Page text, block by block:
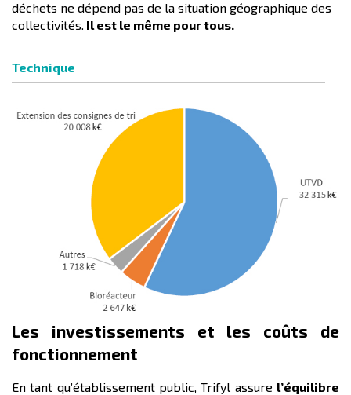
déchets ne dépend pas de la situation géographique des
collectivités. Il est le même pour tous.
Technique
Les investissements et les coûts de
fonctionnement
En tant qu’établissement public, Trifyl assure l’équilibre